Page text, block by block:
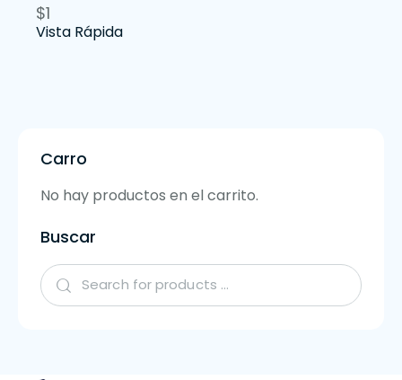
$1
Vista Rápida
Carro
No hay productos en el carrito.
Buscar